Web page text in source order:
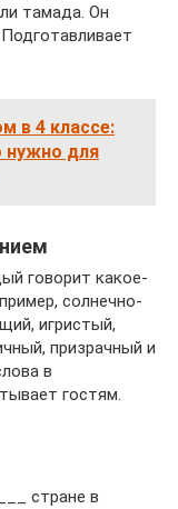
тамада. Он
в 4 классе:
нужно для
говорит какое-
солнечно-
игристый,
призрачный и
в
гостям.
стране в